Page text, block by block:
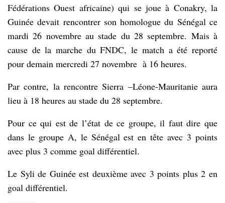
Fédérations Ouest africaine) qui se joue à Conakry, la
Guinée devait rencontrer son homologue du Sénégal ce
mardi 26 novembre au stade du 28 septembre. Mais à
cause de la marche du FNDC, le match a été reporté
pour demain mercredi 27 novembre à 16 heures.
Par contre, la rencontre Sierra –Léone-Mauritanie aura
lieu à 18 heures au stade du 28 septembre.
Pour ce qui est de l’état de ce groupe, il faut dire que
dans le groupe A, le Sénégal est en tête avec 3 points
avec plus 3 comme goal différentiel.
Le Syli de Guinée est deuxième avec 3 points plus 2 en
goal différentiel.